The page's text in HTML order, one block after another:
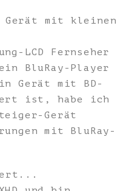
mit kleinen
LCD Fernseher
BluRay-Player
Gerät mit BD-
ist, habe ich
Gerät
mit BluRay-